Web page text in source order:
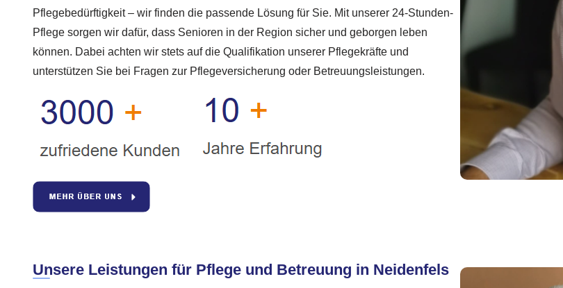
Pflegebedürftigkeit – wir finden die passende Lösung für Sie. Mit unserer 24-Stunden-
Pflege sorgen wir dafür, dass Senioren in der Region sicher und geborgen leben
können. Dabei achten wir stets auf die Qualifikation unserer Pflegekräfte und
unterstützen Sie bei Fragen zur Pflegeversicherung oder Betreuungsleistungen.
Unsere Leistungen für Pflege und Betreuung in Neidenfels